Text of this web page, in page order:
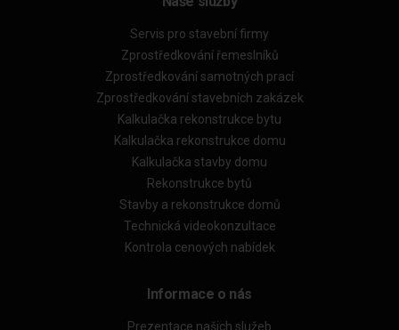
Servis pro stavební firmy
Zprostředkování řemeslníků
Zprostředkování samotných prací
Zprostředkování stavebních zakázek
Kalkulačka rekonstrukce bytu
Kalkulačka rekonstrukce domu
Kalkulačka stavby domu
Rekonstrukce bytů
Stavby a rekonstrukce domů
Technická videokonzultace
Kontrola cenových nabídek
Informace o nás
Prezentace našich služeb